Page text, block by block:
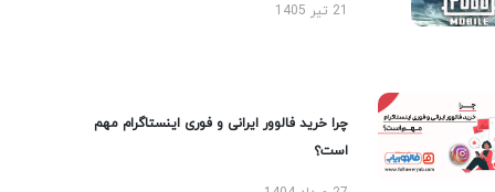
چرا خرید فالوور ایرانی و فوری اینستاگرام مهم
است؟